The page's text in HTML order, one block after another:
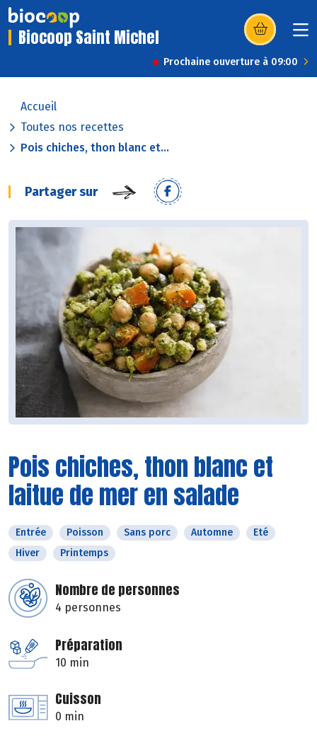
Biocoop Saint Michel (s’ouvre dans
Prochaine ouverture à 09:00
Accueil
Toutes nos recettes
Pois chiches, thon blanc et...
Partager sur
Pois chiches, thon blanc et
laitue de mer en salade
Entrée Poisson Sans porc Automne
Eté
Hiver
Printemps
Nombre de personnes
4 personnes
Préparation
10 min
Cuisson
0 min